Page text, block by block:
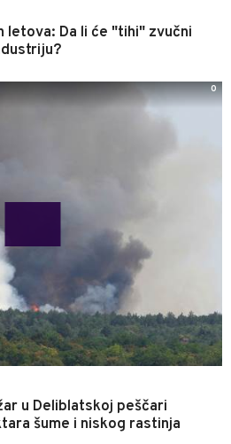
letova: Da li će "tihi" zvučni
u Deliblatskoj peščari
šume i niskog rastinja
0